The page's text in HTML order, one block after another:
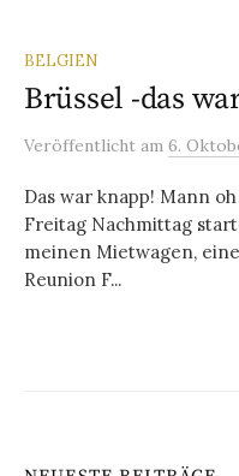
BELGIEN
Brüssel -das
Veröffentlicht am 6.
Das war knapp! Mann
Freitag Nachmittag
meinen Mietwagen,
Reunion F...